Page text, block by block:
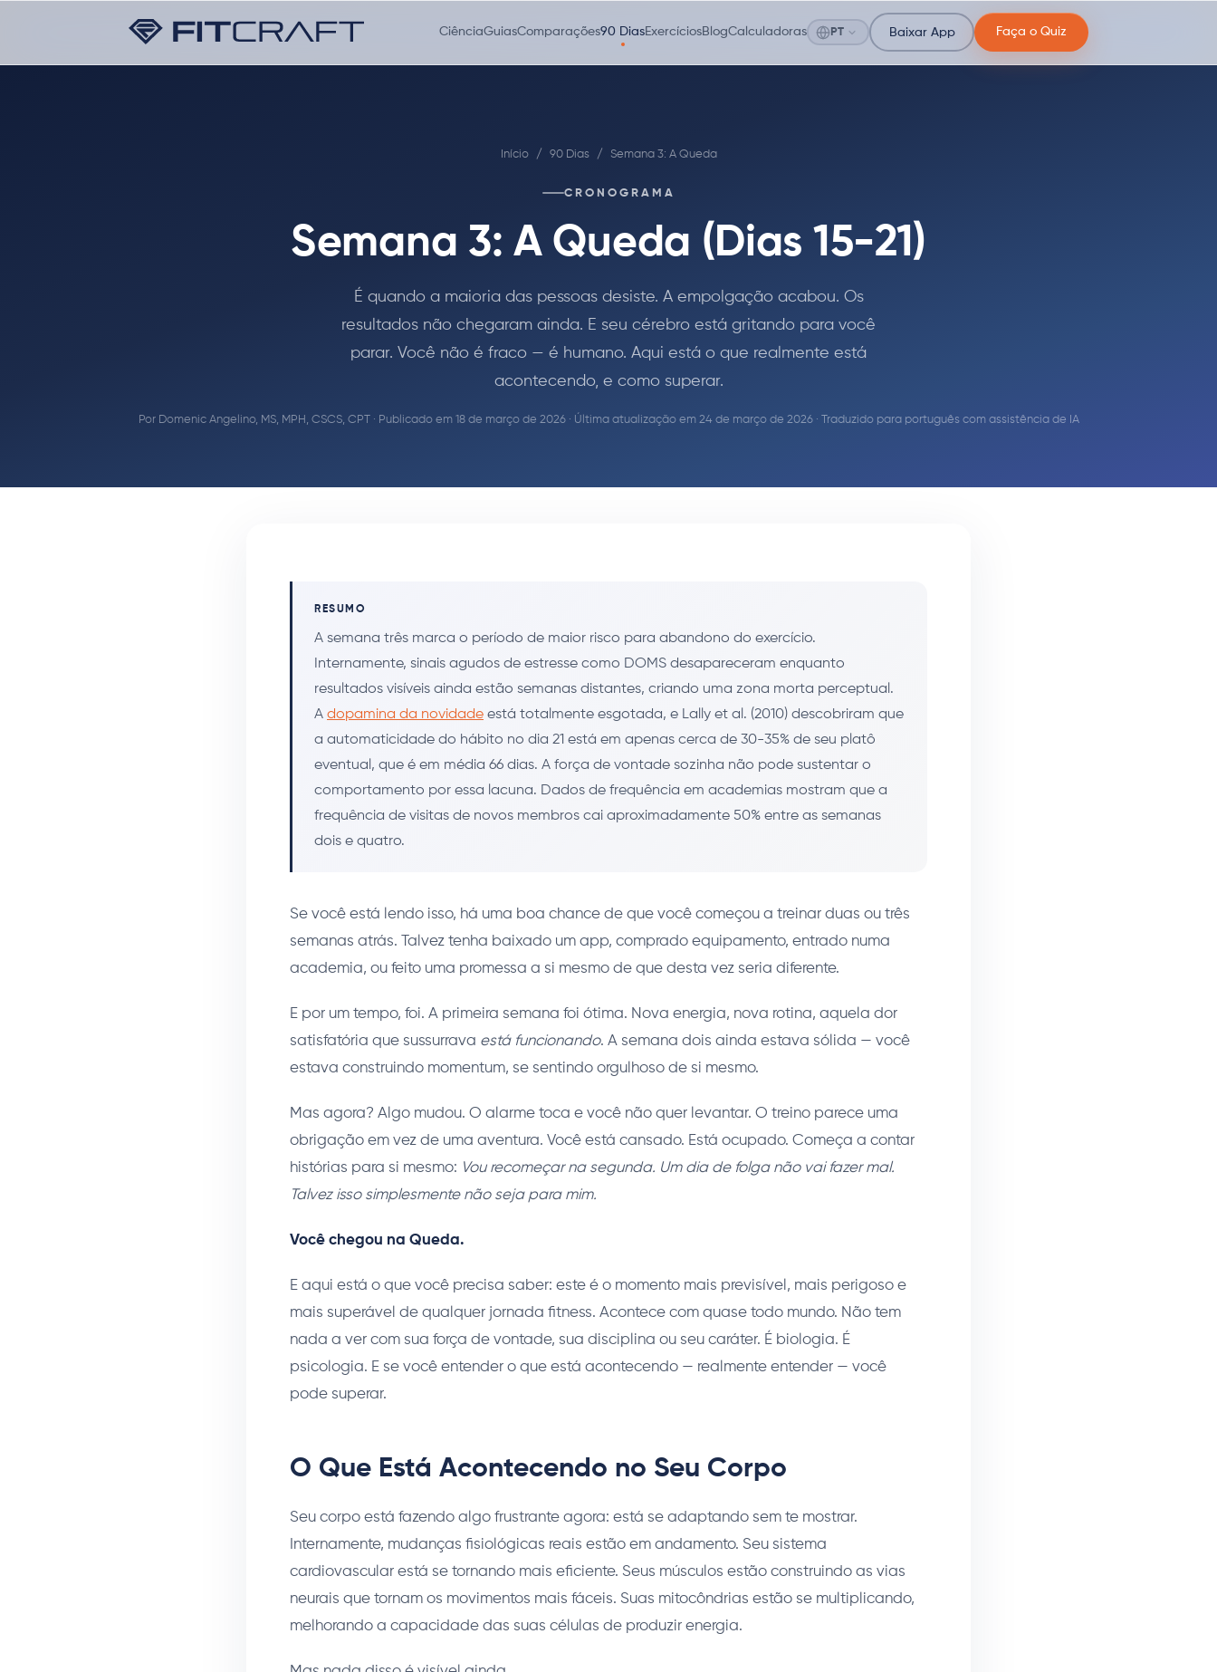
CiênciaGuiasComparações90 DiasExercíciosBlogCalculadoras PT Baixar App Faça o Quiz
Início / 90 Dias / Semana 3: A Queda
CRONOGRAMA
Semana 3: A Queda (Dias 15-21)
É quando a maioria das pessoas desiste. A empolgação acabou. Os
resultados não chegaram ainda. E seu cérebro está gritando para você
parar. Você não é fraco — é humano. Aqui está o que realmente está
acontecendo, e como superar.
Por Domenic Angelino, MS, MPH, CSCS, CPT· Publicado em 18 de março de 2026 · Última atualização em 24 de março de 2026 · Traduzido para português com assistência de IA
RESUMO
A semana três marca o período de maior risco para abandono do exercício.
Internamente, sinais agudos de estresse como DOMS desapareceram enquanto
resultados visíveis ainda estão semanas distantes, criando uma zona morta perceptual.
A dopamina da novidade está totalmente esgotada, e Lally et al. (2010) descobriram que
a automaticidade do hábito no dia 21 está em apenas cerca de 30-35% de seu platô
eventual, que é em média 66 dias. A força de vontade sozinha não pode sustentar o
comportamento por essa lacuna. Dados de frequência em academias mostram que a
frequência de visitas de novos membros cai aproximadamente 50% entre as semanas
dois e quatro.
Se você está lendo isso, há uma boa chance de que você começou a treinar duas ou três
semanas atrás. Talvez tenha baixado um app, comprado equipamento, entrado numa
academia, ou feito uma promessa a si mesmo de que desta vez seria diferente.
E por um tempo, foi. A primeira semana foi ótima. Nova energia, nova rotina, aquela dor
satisfatória que sussurrava está funcionando. A semana dois ainda estava sólida — você
estava construindo momentum, se sentindo orgulhoso de si mesmo.
Mas agora? Algo mudou. O alarme toca e você não quer levantar. O treino parece uma
obrigação em vez de uma aventura. Você está cansado. Está ocupado. Começa a contar
histórias para si mesmo: Vou recomeçar na segunda. Um dia de folga não vai fazer mal.
Talvez isso simplesmente não seja para mim.
Você chegou na Queda.
E aqui está o que você precisa saber: este é o momento mais previsível, mais perigoso e
mais superável de qualquer jornada fitness. Acontece com quase todo mundo. Não tem
nada a ver com sua força de vontade, sua disciplina ou seu caráter. É biologia. É
psicologia. E se você entender o que está acontecendo — realmente entender — você
pode superar.
O Que Está Acontecendo no Seu Corpo
Seu corpo está fazendo algo frustrante agora: está se adaptando sem te mostrar.
Internamente, mudanças fisiológicas reais estão em andamento. Seu sistema
cardiovascular está se tornando mais eficiente. Seus músculos estão construindo as vias
neurais que tornam os movimentos mais fáceis. Suas mitocôndrias estão se multiplicando,
melhorando a capacidade das suas células de produzir energia.